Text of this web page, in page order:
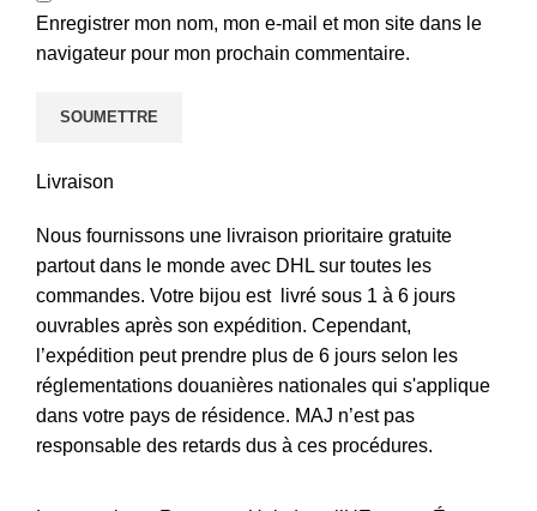
Enregistrer mon nom, mon e-mail et mon site dans le
navigateur pour mon prochain commentaire.
Livraison
Nous fournissons une livraison prioritaire gratuite
partout dans le monde avec DHL sur toutes les
commandes. Votre bijou est livré sous 1 à 6 jours
ouvrables après son expédition. Cependant,
l’expédition peut prendre plus de 6 jours selon les
réglementations douanières nationales qui s'applique
dans votre pays de résidence. MAJ n’est pas
responsable des retards dus à ces procédures.